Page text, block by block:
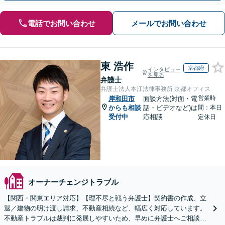
電話でお問い合わせ メールでお問い合わせ
東 浩作
弁護士
インタビュー
を見る
京都府
弁護士法人本江法律事務所 京都オフィス
岸和田市
からも相談
受付中
面談方法(対面・電
話・ビデオなど)は
応相談
営業時
間：本日
定休日
オーナーチェンジトラブル
【関西・関東エリア対応】【理不尽と戦う弁護士】契約書の作成、立
退／建物の明け渡し請求、不動産相続など、幅広く対応しています。
不動産トラブルは裁判に発展しやすいため、早めに弁護士へご相談く